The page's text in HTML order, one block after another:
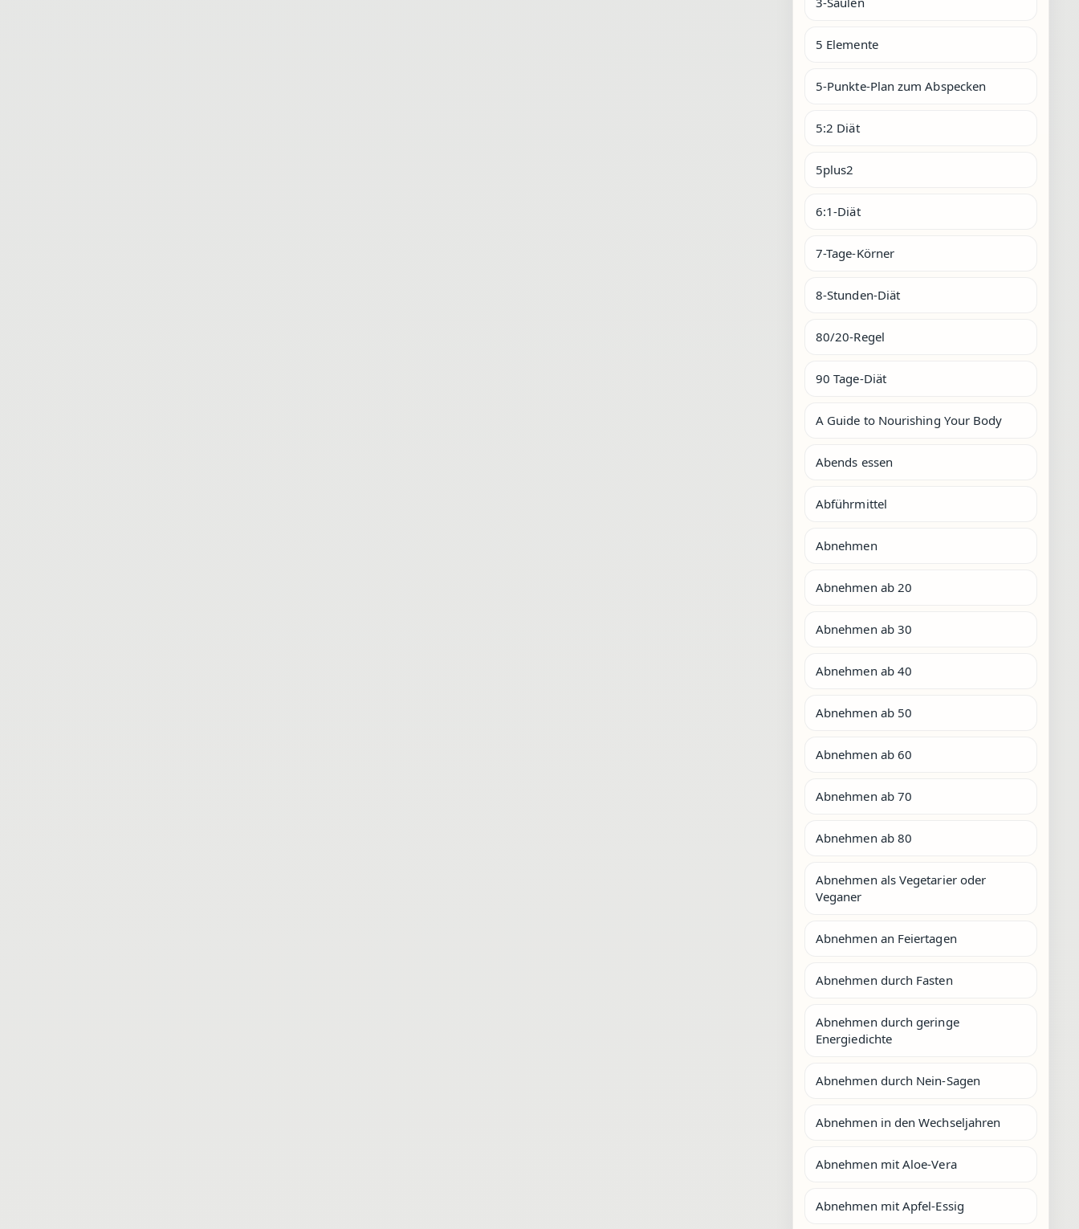
5 Elemente
5-Punkte-Plan zum Abspecken
5:2 Diät
5plus2
6:1-Diät
7-Tage-Körner
8-Stunden-Diät
80/20-Regel
90 Tage-Diät
A Guide to Nourishing Your Body
Abends essen
Abführmittel
Abnehmen
Abnehmen ab 20
Abnehmen ab 30
Abnehmen ab 40
Abnehmen ab 50
Abnehmen ab 60
Abnehmen ab 70
Abnehmen ab 80
Abnehmen als Vegetarier oder
Veganer
Abnehmen an Feiertagen
Abnehmen durch Fasten
Abnehmen durch geringe
Energiedichte
Abnehmen durch Nein-Sagen
Abnehmen in den Wechseljahren
Abnehmen mit Aloe-Vera
Abnehmen mit Apfel-Essig